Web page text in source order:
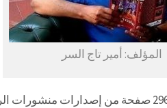
المؤلف: أمير تاج السر